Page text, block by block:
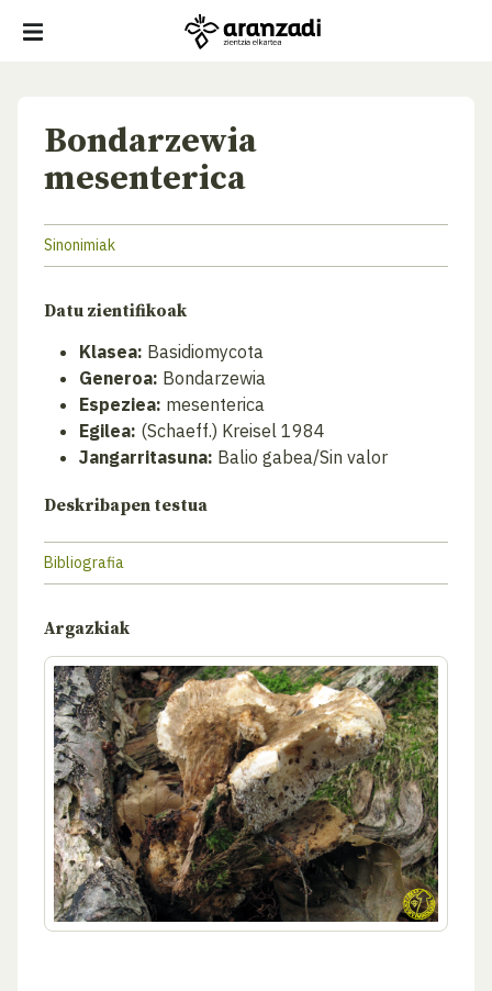
Bondarzewia
mesenterica
Sinonimiak
Datu zientifikoak
Klasea: Basidiomycota
Generoa: Bondarzewia
Espeziea: mesenterica
Egilea: (Schaeff.) Kreisel 1984
Jangarritasuna: Balio gabea/Sin valor
Deskribapen testua
Bibliografia
Argazkiak